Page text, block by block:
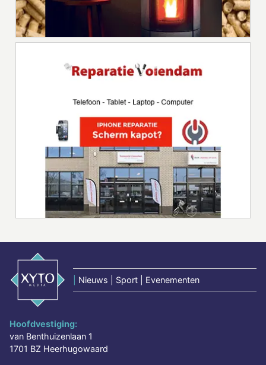
Nieuws | Sport | Evenementen
Hoofdvestiging:
van Benthuizenlaan 1
1701 BZ Heerhugowaard